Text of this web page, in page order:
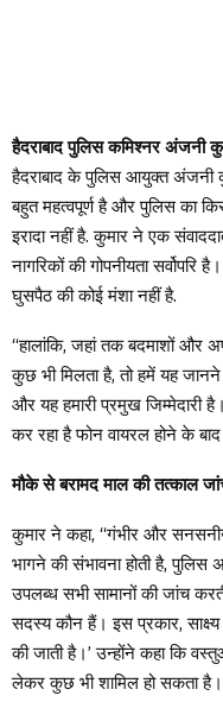
हैदराबाद पुलिस कमिश्नर अंजनी
हैदराबाद के पुलिस आयुक्त अंजनी
बहुत महत्वपूर्ण है और पुलिस का
इरादा नहीं है. कुमार ने एक
नागरिकों की गोपनीयता
घुसपैठ की कोई मंशा नहीं है.
“हालांकि, जहां तक ​​बदमाशों और
कुछ भी मिलता है, तो हमें यह
और यह हमारी प्रमुख जिम्मेदारी
कर रहा है फोन वायरल होने के
मौके से बरामद माल की तत्काल
कुमार ने कहा, “गंभीर और
भागने की संभावना होती है, पुलिस
उपलब्ध सभी सामानों की जांच
सदस्य कौन हैं। इस प्रकार,
की जाती है।’ उन्होंने कहा कि
लेकर कुछ भी शामिल हो सकता है।